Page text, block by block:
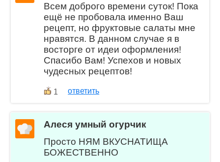
Всем доброго времени суток! Пока
ещё не пробовала именно Ваш
рецепт, но фруктовые салаты мне
нравятся. В данном случае я в
восторге от идеи оформления!
Спасибо Вам! Успехов и новых
чудесных рецептов!
1 ответить
Алеся умный огурчик
Просто НЯМ ВКУСНАТИЩА
БОЖЕСТВЕННО